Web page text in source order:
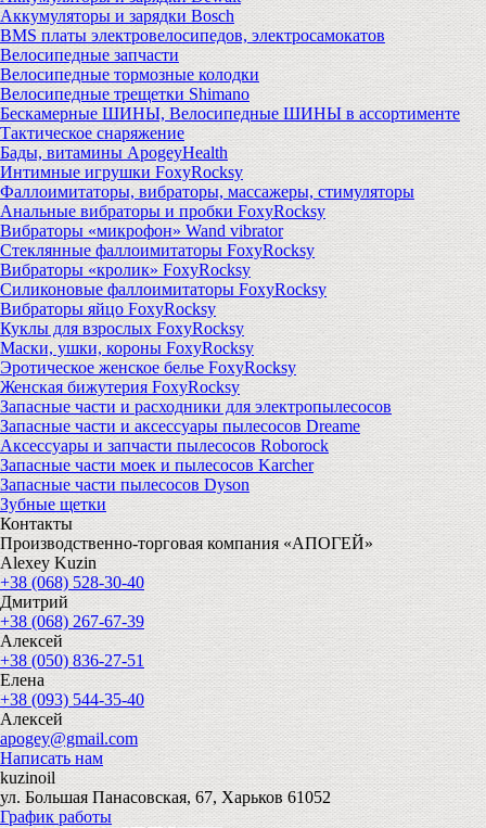
Аккумуляторы и зарядки Bosch
BMS платы электровелосипедов, электросамокатов
Велосипедные запчасти
Велосипедные тормозные колодки
Велосипедные трещетки Shimano
Бескамерные ШИНЫ, Велосипедные ШИНЫ в ассортименте
Тактическое снаряжение
Бады, витамины ApogeyHealth
Интимные игрушки FoxyRocksy
Фаллоимитаторы, вибраторы, массажеры, стимуляторы
Анальные вибраторы и пробки FoxyRocksy
Вибраторы «микрофон» Wand vibrator
Стеклянные фаллоимитаторы FoxyRocksy
Вибраторы «кролик» FoxyRocksy
Силиконовые фаллоимитаторы FoxyRocksy
Вибраторы яйцо FoxyRocksy
Куклы для взрослых FoxyRocksy
Маски, ушки, короны FoxyRocksy
Эротическое женское белье FoxyRocksy
Женская бижутерия FoxyRocksy
Запасные части и расходники для электропылесосов
Запасные части и аксессуары пылесосов Dreame
Аксессуары и запчасти пылесосов Roborock
Запасные части моек и пылесосов Karcher
Запасные части пылесосов Dyson
Зубные щетки
Контакты
Производственно-торговая компания «АПОГЕЙ»
Alexey Kuzin
+38 (068) 528-30-40
Дмитрий
+38 (068) 267-67-39
Алексей
+38 (050) 836-27-51
Елена
+38 (093) 544-35-40
Алексей
apogey@gmail.com
Написать нам
kuzinoil
ул. Большая Панасовская, 67, Харьков 61052
График работы